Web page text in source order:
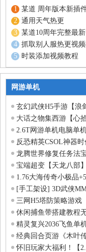
某道 周年版本新插
通用天气热更
某道10周年完整最
抓取别人服热更视
时装添加视频教程
网游单机
玄幻武侠H5手游【浪
大话之物集西游【心
2.6T网游单机电脑单
反恐精英CSOL神器
龙腾世界修复任务法
宝端超变【天龙八部
1.76大海传奇小极品
[手工架设] 3D武侠
三网H5塔防策略游戏
休闲捕鱼带搭建教程
精灵复兴2036飞鱼单
经典回合页游《木叶
怀旧玩家大福利！【